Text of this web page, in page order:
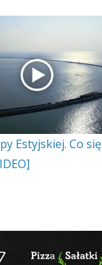
Estyjskiej. Co się